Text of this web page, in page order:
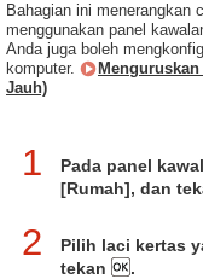
Bahagian ini menerangkan
menggunakan panel
Anda juga boleh
komputer.
Jauh)
1
Pada panel
[Rumah], dan
2
Pilih laci kertas
tekan
.